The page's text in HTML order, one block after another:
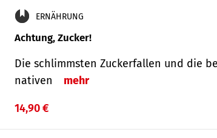
ERNÄHRUNG
Achtung, Zucker!
Die schlimmsten Zucker­fallen und die
nativen
mehr
14,90 €